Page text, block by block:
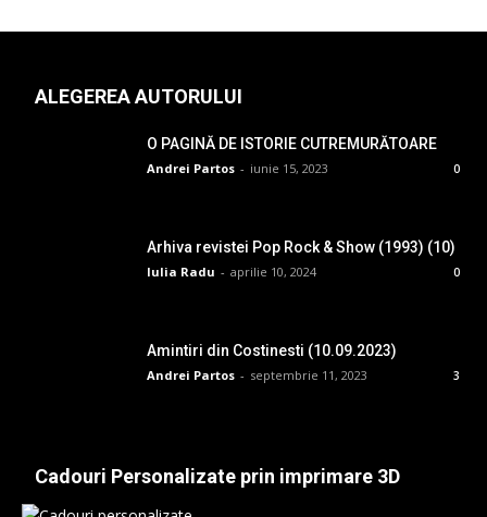
ALEGEREA AUTORULUI
O PAGINĂ DE ISTORIE CUTREMURĂTOARE
Andrei Partos - iunie 15, 2023 0
Arhiva revistei Pop Rock & Show (1993) (10)
Iulia Radu - aprilie 10, 2024 0
Amintiri din Costinesti (10.09.2023)
Andrei Partos - septembrie 11, 2023 3
Cadouri Personalizate prin imprimare 3D